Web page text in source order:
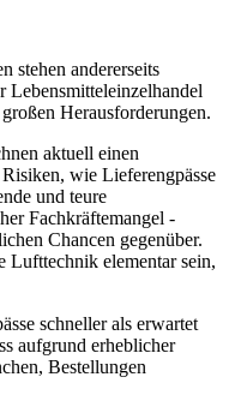
stehen andererseits
Lebensmitteleinzelhandel
Herausforderungen.
aktuell einen
wie Lieferengpässe
und teure
Fachkräftemangel -
Chancen gegenüber.
Lufttechnik elementar sein,
schneller als erwartet
aufgrund erheblicher
Bestellungen